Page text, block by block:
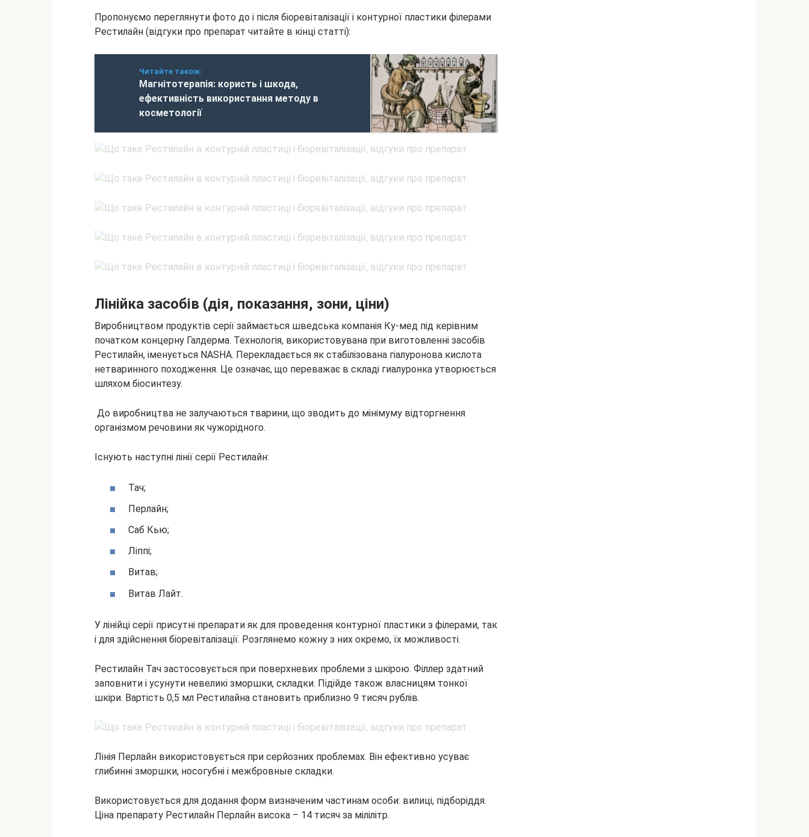
Пропонуємо переглянути фото до і після біоревіталізації і контурної пластики філерами
Рестилайн (відгуки про препарат читайте в кінці статті):
Читайте також:
Магнітотерапія: користь і шкода,
ефективність використання методу в
косметології
Лінійка засобів (дія, показання, зони, ціни)
Виробництвом продуктів серії займається шведська компанія Ку-мед під керівним
початком концерну Галдерма. Технологія, використовувана при виготовленні засобів
Рестилайн, іменується NASHA. Перекладається як стабілізована гіалуронова кислота
нетваринного походження. Це означає, що переважає в складі гиалуронка утворюється
шляхом біосинтезу.
До виробництва не залучаються тварини, що зводить до мінімуму відторгнення
організмом речовини як чужорідного.
Існують наступні лінії серії Рестилайн:
Тач;
Перлайн;
Саб Кью;
Ліппі;
Витав;
Витав Лайт.
У лінійці серії присутні препарати як для проведення контурної пластики з філерами, так
і для здійснення біоревіталізації. Розглянемо кожну з них окремо, їх можливості.
Рестилайн Тач застосовується при поверхневих проблеми з шкірою. Філлер здатний
заповнити і усунути невеликі зморшки, складки. Підійде також власницям тонкої
шкіри. Вартість 0,5 мл Рестилайна становить приблизно 9 тисяч рублів.
Лінія Перлайн використовується при серйозних проблемах. Він ефективно усуває
глибинні зморшки, носогубні і межбровные складки.
Використовується для додання форм визначеним частинам особи: вилиці, підборіддя.
Ціна препарату Рестилайн Перлайн висока – 14 тисяч за мілілітр.